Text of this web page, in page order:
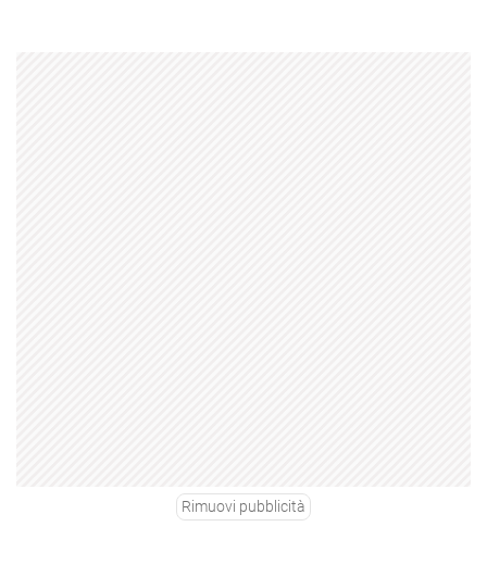
Rimuovi pubblicità